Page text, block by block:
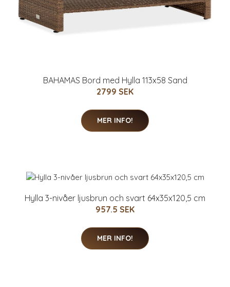
BAHAMAS Bord med Hylla 113x58 Sand
2799 SEK
MER INFO!
Hylla 3-nivåer ljusbrun och svart 64x35x120,5 cm
957.5 SEK
MER INFO!